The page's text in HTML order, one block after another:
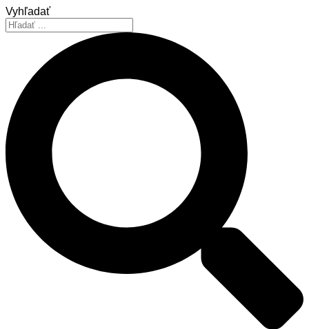
Vyhľadať